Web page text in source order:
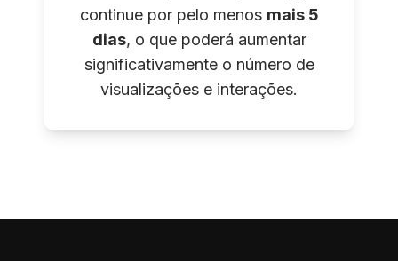
continue por pelo menos mais 5
dias, o que poderá aumentar
significativamente o número de
visualizações e interações.